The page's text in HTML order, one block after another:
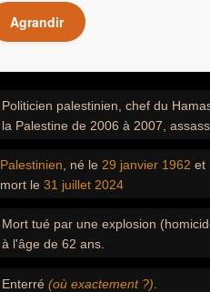
Agrandir
Politicien palestinien, chef du
la Palestine de 2006 à 2007,
Palestinien , né le 29 janvier 1962 et
mort le 31 juillet 2024
Mort tué par une explosion
à l'âge de 62 ans.
Enterré (où exactement ?)